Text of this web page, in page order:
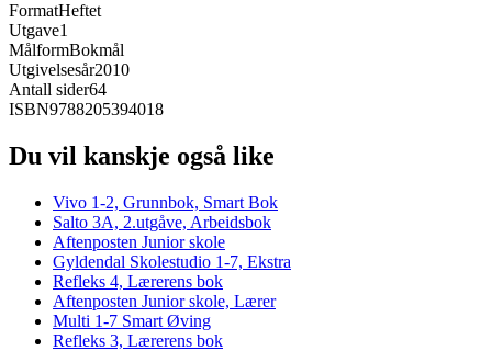
FormatHeftet
Utgave1
MålformBokmål
Utgivelsesår2010
Antall sider64
ISBN9788205394018
Du vil kanskje også like
Vivo 1-2, Grunnbok, Smart Bok
Salto 3A, 2.utgåve, Arbeidsbok
Aftenposten Junior skole
Gyldendal Skolestudio 1-7, Ekstra
Refleks 4, Lærerens bok
Aftenposten Junior skole, Lærer
Multi 1-7 Smart Øving
Refleks 3, Lærerens bok